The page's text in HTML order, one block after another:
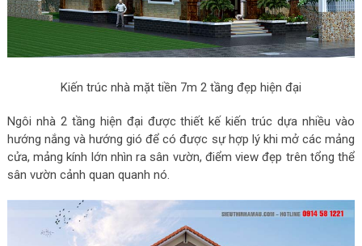
Kiến trúc nhà mặt tiền 7m 2 tầng đẹp hiện đại
Ngôi nhà 2 tầng hiện đại được thiết kế kiến trúc dựa nhiều vào
hướng nắng và hướng gió để có được sự hợp lý khi mở các mảng
cửa, mảng kính lớn nhìn ra sân vườn, điểm view đẹp trên tổng thể
sân vườn cảnh quan quanh nó.